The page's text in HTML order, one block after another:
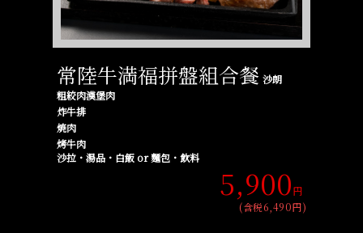
常陸牛満福拼盤組合餐 沙朗
粗絞肉漢堡肉
炸牛排
焼肉
烤牛肉
沙拉・湯品・白飯 or 麵包・飲料
5,900円
(含税6,490円)